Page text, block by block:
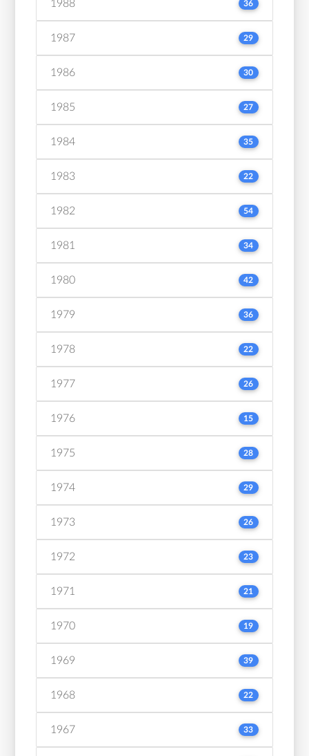
1988 36
1987 29
1986 30
1985 27
1984 35
1983 22
1982 54
1981 34
1980 42
1979 36
1978 22
1977 26
1976 15
1975 28
1974 29
1973 26
1972 23
1971 21
1970 19
1969 39
1968 22
1967 33